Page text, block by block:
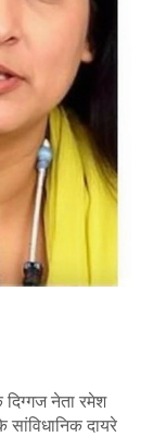
दिग्गज नेता रमेश
दायरे